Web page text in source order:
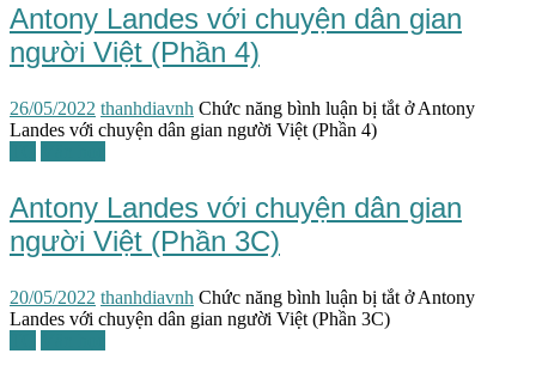
Antony Landes với chuyện dân gian
người Việt (Phần 4)
26/05/2022 thanhdiavnh Chức năng bình luận bị tắt ở Antony
Landes với chuyện dân gian người Việt (Phần 4)
Antony Landes với chuyện dân gian
người Việt (Phần 3C)
20/05/2022 thanhdiavnh Chức năng bình luận bị tắt ở Antony
Landes với chuyện dân gian người Việt (Phần 3C)